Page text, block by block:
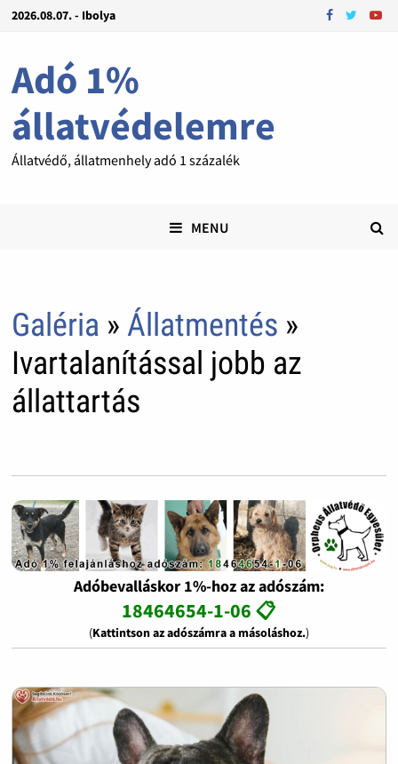
2026.08.07. - Ibolya
Adó 1%
állatvédelemre
Állatvédő, állatmenhely adó 1 százalék
MENU
Galéria » Állatmentés »
Ivartalanítással jobb az
állattartás
Adóbevalláskor 1%-hoz az adószám:
18464654-1-06 📋
(Kattintson az adószámra a másoláshoz.)